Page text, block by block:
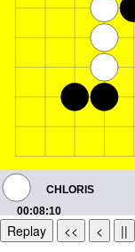
Replay << < ||